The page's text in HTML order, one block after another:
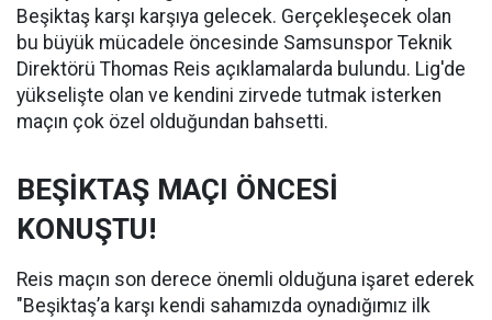
Beşiktaş karşı karşıya gelecek. Gerçekleşecek olan
bu büyük mücadele öncesinde Samsunspor Teknik
Direktörü Thomas Reis açıklamalarda bulundu. Lig'de
yükselişte olan ve kendini zirvede tutmak isterken
maçın çok özel olduğundan bahsetti.
BEŞİKTAŞ MAÇI ÖNCESİ
KONUŞTU!
Reis maçın son derece önemli olduğuna işaret ederek
"Beşiktaş’a karşı kendi sahamızda oynadığımız ilk